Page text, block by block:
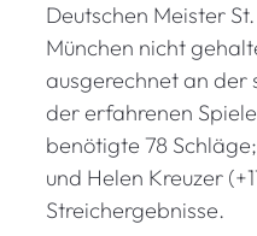
w
e
i
l
“
a
Deutschen Meister
München nicht
ausgerechnet an der
der erfahrenen
benötigte 78
und Helen Kreuzer
Streichergebnisse.